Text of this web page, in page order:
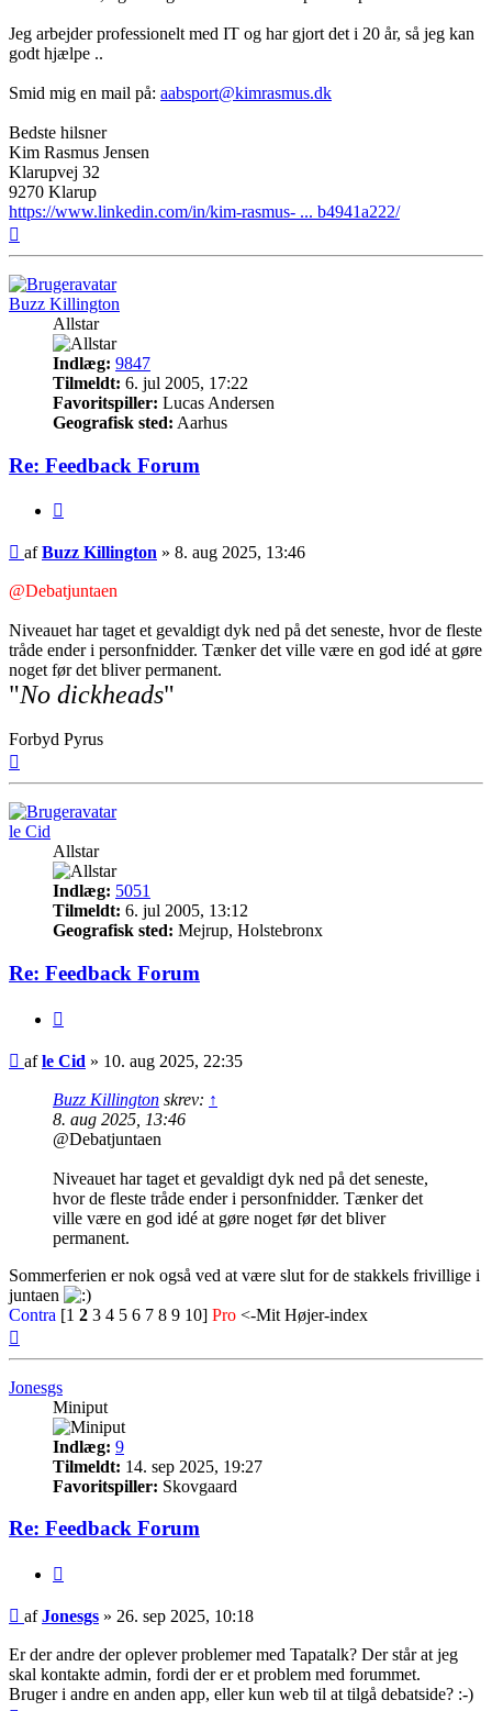
Jeg arbejder professionelt med IT og har gjort det i 20 år, så jeg kan
godt hjælpe ..
Smid mig en mail på: aabsport@kimrasmus.dk
Bedste hilsner
Kim Rasmus Jensen
Klarupvej 32
9270 Klarup
https://www.linkedin.com/in/kim-rasmus- ... b4941a222/
Buzz Killington
Allstar
Indlæg: 9847
Tilmeldt: 6. jul 2005, 17:22
Favoritspiller: Lucas Andersen
Geografisk sted: Aarhus
Re: Feedback Forum
Indlæg
afBuzz Killington » 8. aug 2025, 13:46
@Debatjuntaen
Niveauet har taget et gevaldigt dyk ned på det seneste, hvor de fleste
tråde ender i personfnidder. Tænker det ville være en god idé at gøre
noget før det bliver permanent.
"No dickheads"
Forbyd Pyrus
le Cid
Allstar
Indlæg: 5051
Tilmeldt: 6. jul 2005, 13:12
Geografisk sted: Mejrup, Holstebronx
Re: Feedback Forum
Indlæg
afle Cid » 10. aug 2025, 22:35
Buzz Killington skrev: ↑
8. aug 2025, 13:46
@Debatjuntaen
Niveauet har taget et gevaldigt dyk ned på det seneste,
hvor de fleste tråde ender i personfnidder. Tænker det
ville være en god idé at gøre noget før det bliver
permanent.
Sommerferien er nok også ved at være slut for de stakkels frivillige i
juntaen
Contra [1 2 3 4 5 6 7 8 9 10] Pro <-Mit Højer-index
Jonesgs
Miniput
Indlæg: 9
Tilmeldt: 14. sep 2025, 19:27
Favoritspiller: Skovgaard
Re: Feedback Forum
Indlæg
afJonesgs » 26. sep 2025, 10:18
Er der andre der oplever problemer med Tapatalk? Der står at jeg
skal kontakte admin, fordi der er et problem med forummet.
Bruger i andre en anden app, eller kun web til at tilgå debatside? :-)